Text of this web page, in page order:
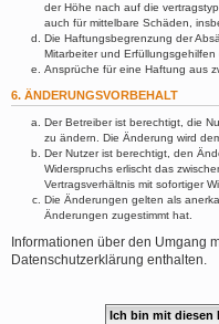
der Höhe nach auf die
auch für mittelbare Schäden,
Die Haftungsbegrenzung der
Mitarbeiter und Erfüllungsgehilfen
Ansprüche für eine Haftung aus
6. ÄNDERUNGSVORBEHALT
Der Betreiber ist berechtigt, die
zu ändern. Die Änderung wird
Der Nutzer ist berechtigt, den
Widerspruchs erlischt das
Vertragsverhältnis mit sofortiger
Die Änderungen gelten als
Änderungen zugestimmt hat.
Informationen über den Umgang
Datenschutzerklärung enthalten.